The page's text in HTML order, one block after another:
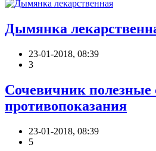
Дымянка
23-01-2018, 08:39
3
Сочевичник полезные
противопоказания
23-01-2018, 08:39
5